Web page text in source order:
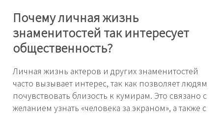
Почему личная жизнь
знаменитостей так интересует
общественность?
Личная жизнь актеров и других знаменитостей
часто вызывает интерес, так как позволяет людям
почувствовать близость к кумирам. Это связано с
желанием узнать «человека за экраном», а также с